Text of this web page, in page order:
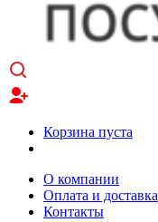
Корзина пуста
О компании
Оплата и доставка
Контакты